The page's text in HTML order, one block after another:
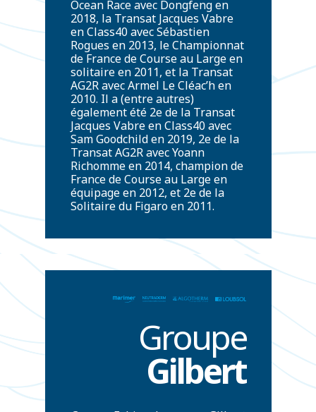
Ocean Race avec Dongfeng en
2018, la Transat Jacques Vabre
en Class40 avec Sébastien
Rogues en 2013, le Championnat
de France de Course au Large en
solitaire en 2011, et la Transat
AG2R avec Armel Le Cléac’h en
2010. Il a (entre autres)
également été 2e de la Transat
Jacques Vabre en Class40 avec
Sam Goodchild en 2019, 2e de la
Transat AG2R avec Yoann
Richomme en 2014, champion de
France de Course au Large en
équipage en 2012, et 2e de la
Solitaire du Figaro en 2011.
Groupe
Gilbert